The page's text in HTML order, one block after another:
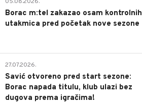
Borac m:tel zakazao osam kontrolnih
utakmica pred početak nove sezone
27.07.2026.
Savić otvoreno pred start sezone:
Borac napada titulu, klub ulazi bez
dugova prema igračima!